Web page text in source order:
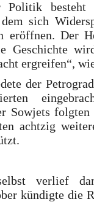
Politik besteht
sich
eröffnen. Der
Geschichte
ergreifen“,
der
Sowjets folgten
achtzig
verlief
kündigte die